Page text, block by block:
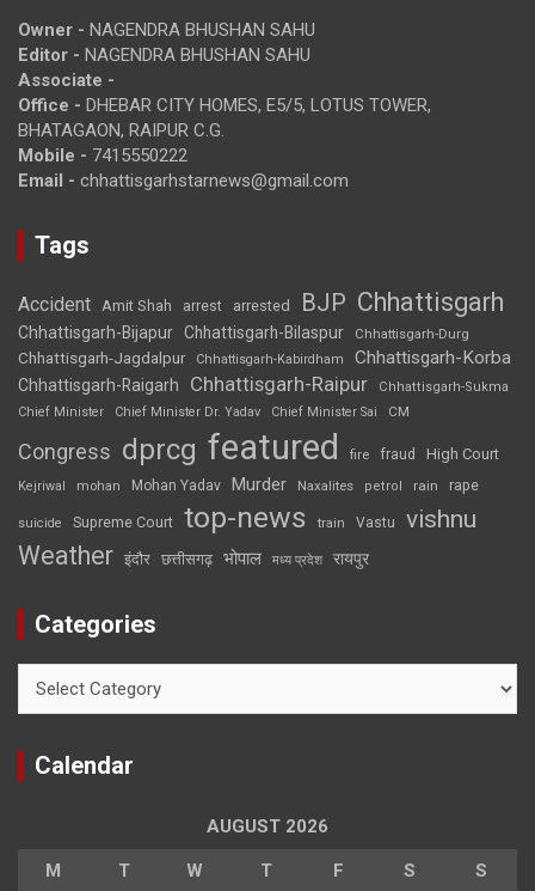
Owner - NAGENDRA BHUSHAN SAHU
Editor - NAGENDRA BHUSHAN SAHU
Associate -
Office - DHEBAR CITY HOMES, E5/5, LOTUS TOWER,
BHATAGAON, RAIPUR C.G.
Mobile - 7415550222
Email - chhattisgarhstarnews@gmail.com
Tags
Accident Amit Shah arrest arrested BJP Chhattisgarh
Chhattisgarh-Bijapur Chhattisgarh-Bilaspur Chhattisgarh-Durg
Chhattisgarh-Jagdalpur Chhattisgarh-Kabirdham Chhattisgarh-Korba
Chhattisgarh-Raigarh Chhattisgarh-Raipur
Chhattisgarh-Sukma
Chief Minister
Chief Minister Dr. Yadav Chief Minister Sai CM
Congress dprcg featured fire fraud High Court
Kejriwal mohan Mohan Yadav Murder Naxalites petrol rain rape
suicide Supreme Court top-news train Vastu vishnu
Weather इंदौर छत्तीसगढ़ भोपाल मध्य प्रदेश रायपुर
Categories
Calendar
AUGUST 2026
M T W T F S S